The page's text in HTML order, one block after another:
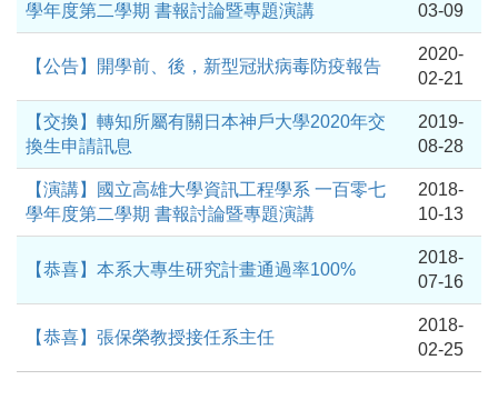
學年度第二學期 書報討論暨專題演講
03-09
【公告】開學前、後，新型冠狀病毒防疫報告
2020-
02-21
【交換】轉知所屬有關日本神戶大學2020年交
換生申請訊息
2019-
08-28
【演講】國立高雄大學資訊工程學系 一百零七
學年度第二學期 書報討論暨專題演講
2018-
10-13
【恭喜】本系大專生研究計畫通過率100%
2018-
07-16
【恭喜】張保榮教授接任系主任
2018-
02-25